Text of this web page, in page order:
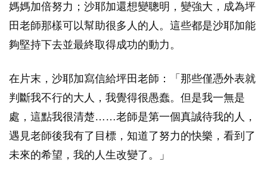
媽媽加倍努力；沙耶加還想變聰明，變強大，成為坪
田老師那樣可以幫助很多人的人。這些都是沙耶加能
夠堅持下去並最終取得成功的動力。
在片末，沙耶加寫信給坪田老師：「那些僅憑外表就
判斷我不行的大人，我覺得很愚蠢。但是我一無是
處，這點我很清楚……老師是第一個真誠待我的人，
遇見老師後我有了目標，知道了努力的快樂，看到了
未來的希望，我的人生改變了。」